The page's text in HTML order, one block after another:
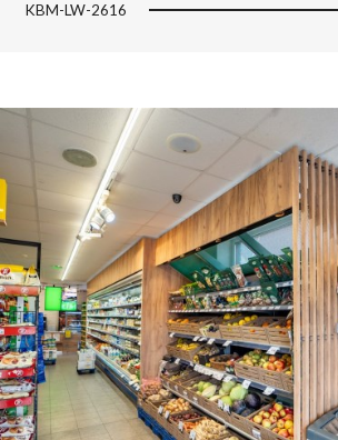
KBM-LW-2616